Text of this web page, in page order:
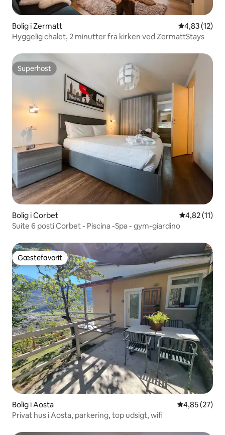
Bolig i Zermatt 4,83 ud af 5
4,83 (12)
Hyggelig chalet, 2 minutter fra kirken ved ZermattStays
Superhost
Superhost
Bolig i Corbet 4,82 ud af 5
4,82 (11)
Suite 6 posti Corbet - Piscina -Spa - gym-giardino
Gæstefavorit
Gæstefavorit
Bolig i Aosta 4,85 ud af 5 i
4,85 (27)
Privat hus i Aosta, parkering, top udsigt, wifi